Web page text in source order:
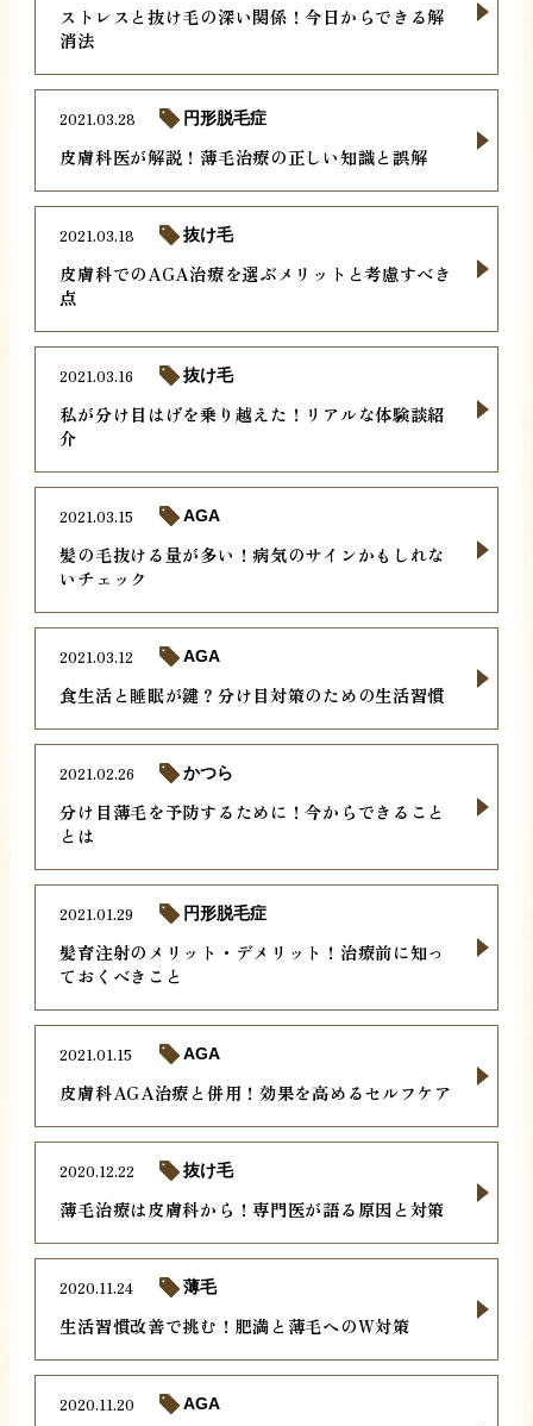
ストレスと抜け毛の深い関係！今日からできる解
消法
皮膚科医が解説！薄毛治療の正しい知識と誤解
2021.03.28 円形脱毛症
皮膚科でのAGA治療を選ぶメリットと考慮すべき
点
2021.03.18 抜け毛
私が分け目はげを乗り越えた！リアルな体験談紹
介
2021.03.16 抜け毛
髪の毛抜ける量が多い！病気のサインかもしれな
いチェック
2021.03.15 AGA
食生活と睡眠が鍵？分け目対策のための生活習慣
2021.03.12 AGA
分け目薄毛を予防するために！今からできること
とは
2021.02.26 かつら
髪育注射のメリット・デメリット！治療前に知っ
ておくべきこと
2021.01.29 円形脱毛症
皮膚科AGA治療と併用！効果を高めるセルフケア
2021.01.15 AGA
薄毛治療は皮膚科から！専門医が語る原因と対策
2020.12.22 抜け毛
生活習慣改善で挑む！肥満と薄毛へのW対策
2020.11.24 薄毛
2020.11.20 AGA